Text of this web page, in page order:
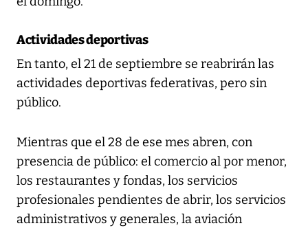
Actividades deportivas
En tanto, el 21 de septiembre se reabrirán las
actividades deportivas federativas, pero sin
público.
Mientras que el 28 de ese mes abren, con
presencia de público: el comercio al por menor,
los restaurantes y fondas, los servicios
profesionales pendientes de abrir, los servicios
administrativos y generales, la aviación